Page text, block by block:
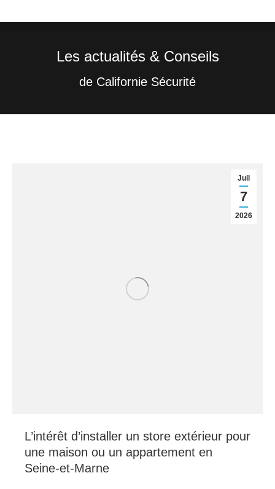
Les actualités & Conseils
de Californie Sécurité
Juil
7
2026
L’intérêt d’installer un store extérieur pour
une maison ou un appartement en
Seine-et-Marne